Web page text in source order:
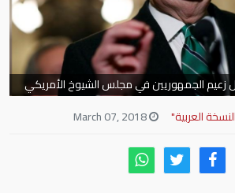
زعيم الجمهوريين في مجلس الشيوخ الأمريكي
العربية"
March 07, 2018